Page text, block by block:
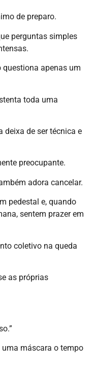
de preparo.
perguntas simples
apenas um
toda uma
deixa de ser técnica e
preocupante.
adora cancelar.
pedestal e, quando
sentem prazer em
coletivo na queda
as próprias
máscara o tempo